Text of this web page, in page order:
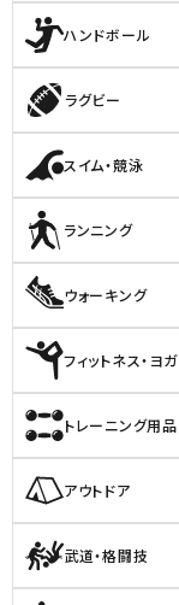
ハンドボール
ラグビー
スイム・競泳
ランニング
ウォーキング
フィットネス・ヨガ
トレーニング用品
アウトドア
武道・格闘技